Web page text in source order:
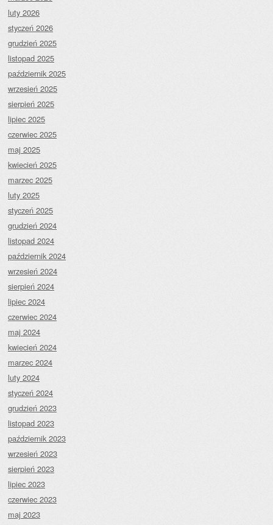
luty 2026
styczeń 2026
grudzień 2025
listopad 2025
październik 2025
wrzesień 2025
sierpień 2025
lipiec 2025
czerwiec 2025
maj 2025
kwiecień 2025
marzec 2025
luty 2025
styczeń 2025
grudzień 2024
listopad 2024
październik 2024
wrzesień 2024
sierpień 2024
lipiec 2024
czerwiec 2024
maj 2024
kwiecień 2024
marzec 2024
luty 2024
styczeń 2024
grudzień 2023
listopad 2023
październik 2023
wrzesień 2023
sierpień 2023
lipiec 2023
czerwiec 2023
maj 2023